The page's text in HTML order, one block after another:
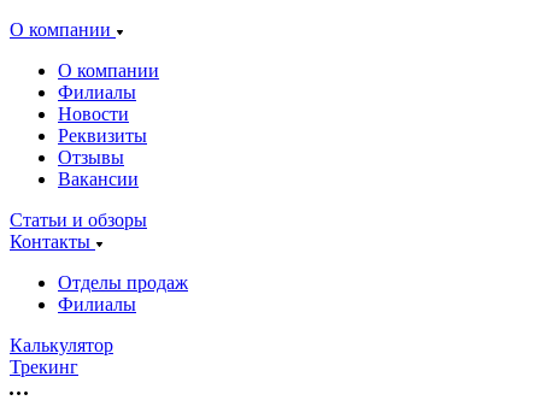
О компании
О компании
Филиалы
Новости
Реквизиты
Отзывы
Вакансии
Статьи и обзоры
Контакты
Отделы продаж
Филиалы
Калькулятор
Трекинг